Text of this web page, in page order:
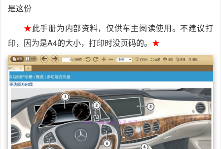
是这份
★此手册为内部资料，仅供车主阅读使用。不建议打
印，因为是A4的大小，打印时没页码的。 ★